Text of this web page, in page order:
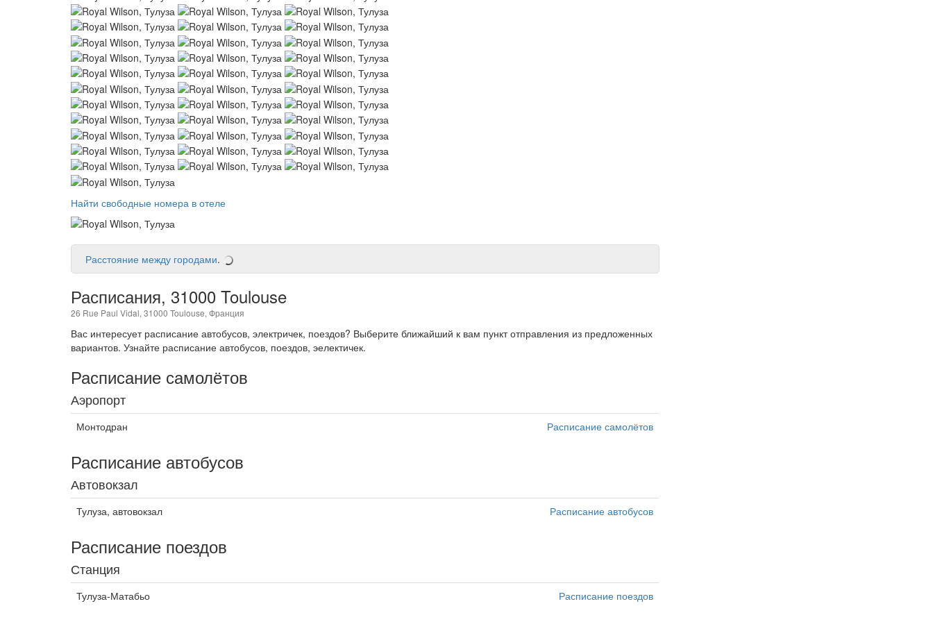
Найти свободные номера в отеле
Расстояние между городами.
Расписания, 31000 Toulouse
26 Rue Paul Vidal, 31000 Toulouse, Франция
Вас интересует расписание автобусов, электричек, поездов? Выберите ближайший к вам пункт отправления из предложенных
вариантов. Узнайте расписание автобусов, поездов, эелектичек.
Расписание самолётов
Аэропорт
Монтодран Расписание самолётов
Расписание автобусов
Автовокзал
Тулуза, автовокзал Расписание автобусов
Расписание поездов
Станция
Тулуза-Матабьо Расписание поездов